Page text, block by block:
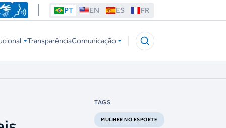
PT EN ES FR
TransparênciaComunicação
TAGS
MULHER NO ESPORTE